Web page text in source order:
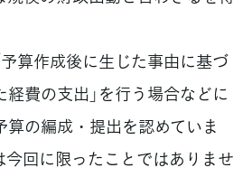
算作成後に生じた事由に基づ
費の支出」を行う場合などに
算の編成・提出を認めていま
今回に限ったことではありませ